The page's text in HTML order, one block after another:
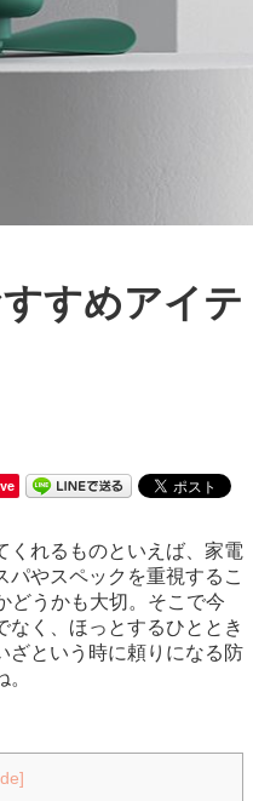
すめアイテ
くれるものといえば、家電
パやスペックを重視するこ
どうかも大切。そこで今
なく、ほっとするひととき
ざという時に頼りになる防
]